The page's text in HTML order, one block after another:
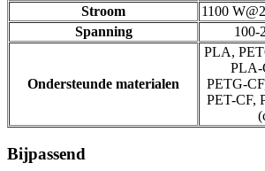
Stroom
1100
Spanning
100-
Ondersteunde materialen
PLA,
PLA-
PETG-
PET-CF,
Bijpassend